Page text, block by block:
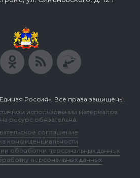
Россия». Все права защищены.
использовании материалов
ресурс обязательна.
соглашение
конфиденциальности
обработки персональных данных
персональных данных